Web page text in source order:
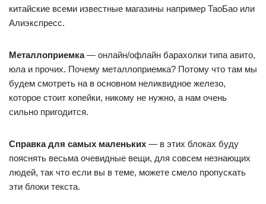
китайские всеми известные магазины например ТаоБао или
Алиэкспресс.
Металлоприемка— онлайн/офлайн барахолки типа авито,
юла и прочих. Почему металлоприемка? Потому что там мы
будем смотреть на в основном неликвидное железо,
которое стоит копейки, никому не нужно, а нам очень
сильно пригодится.
Справка для самых маленьких — в этих блоках буду
пояснять весьма очевидные вещи, для совсем незнающих
людей, так что если вы в теме, можете смело пропускать
эти блоки текста.